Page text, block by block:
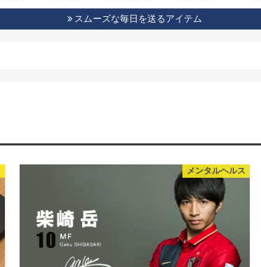
ほっしーがもの申す！
生きやすくなる考え方
仕事に対しての心構え
気になるビジネスのネタアクセスアップの方法
ブロガー活動記録
ブログオピニオン
WordPress 仮想通貨
株式投資(ロボアドバイザー)
お金に対する考え方うつ病のこと
自信をつけてくれる本
ブログのことがわかる本
発達障害
ビジネス書
心理学
考え方が変わる本
脳科学
自己啓発
スムーズな毎日を送るアイテム
メンタルヘルス